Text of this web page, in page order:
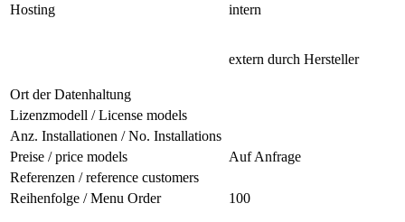
Hosting intern
extern durch Hersteller
Ort der Datenhaltung
Lizenzmodell / License models
Anz. Installationen / No. Installations
Preise / price models
Auf Anfrage
Referenzen / reference customers
Reihenfolge / Menu Order
100